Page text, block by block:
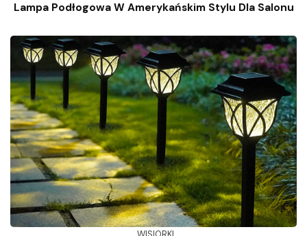
Lampa Podłogowa W Amerykańskim Stylu Dla Salonu